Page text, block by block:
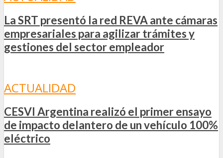
La SRT presentó la red REVA ante cámaras
empresariales para agilizar trámites y
gestiones del sector empleador
ACTUALIDAD
CESVI Argentina realizó el primer ensayo
de impacto delantero de un vehículo 100%
eléctrico